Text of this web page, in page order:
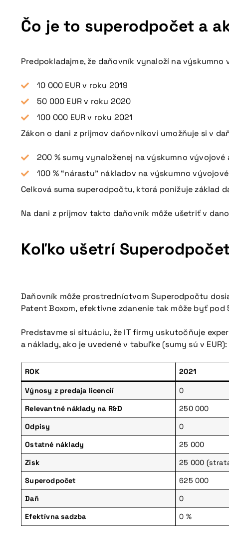
Čo je to superodpočet a
Predpokladajme, že daňovník vynaloží na
10 000 EUR v roku 2019
50 000 EUR v roku 2020
100 000 EUR v roku 2021
Zákon o dani z príjmov daňovníkovi umožňuje si v
200 % sumy vynaloženej na výskumno
100 % “nárastu” nákladov na výskumno
Celková suma superodpočtu, ktorá ponižuje základ
Na dani z príjmov takto daňovník môže ušetriť v
Koľko ušetrí
Daňovník môže prostredníctvom Superodpočtu
Patent Boxom, efektívne zdanenie tak môže byť pod
Predstavme si situáciu, že IT firmy uskutočňuje
a náklady, ako je uvedené v tabuľke (sumy sú v EUR):
ROK 2021
Výnosy z predaja licencií 0
Relevantné náklady na R&D
250 000
Odpisy
0
Ostatné náklady
25 000
Zisk
25 000
Superodpočet
625 000
Daň
0
Efektívna sadzba
0 %
Nepremeškajte